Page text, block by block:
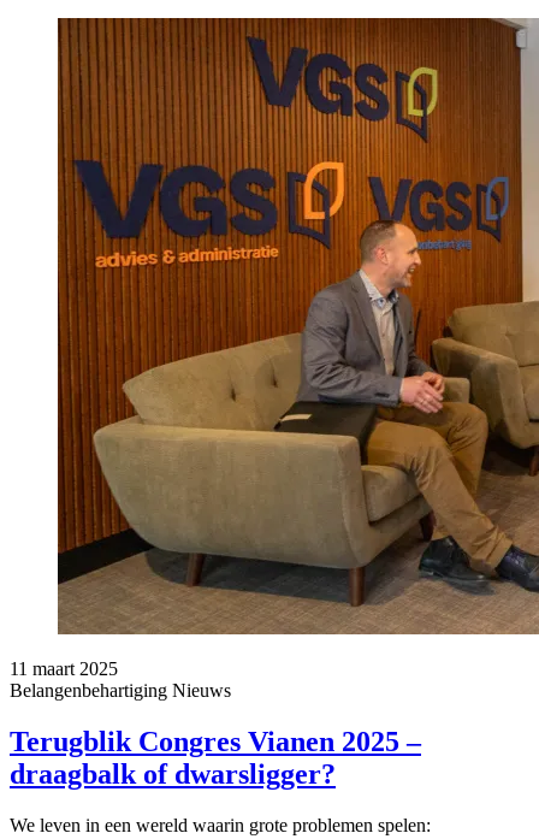
11 maart 2025
Belangenbehartiging Nieuws
Terugblik Congres Vianen 2025 –
draagbalk of dwarsligger?
We leven in een wereld waarin grote problemen spelen: